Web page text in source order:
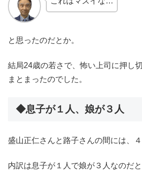
と思ったのだとか。
結局24歳の若さで、怖い上司に押し
まとまったのでした。
◆息子が１人、娘が３人
盛山正仁さんと路子さんの間には、
内訳は息子が１人で娘が３人なのだと